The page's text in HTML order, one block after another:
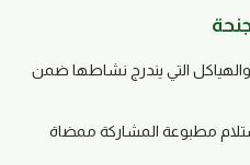
التي يندرج نشاطها ضمن
مطبوعة المشاركة ممضاة